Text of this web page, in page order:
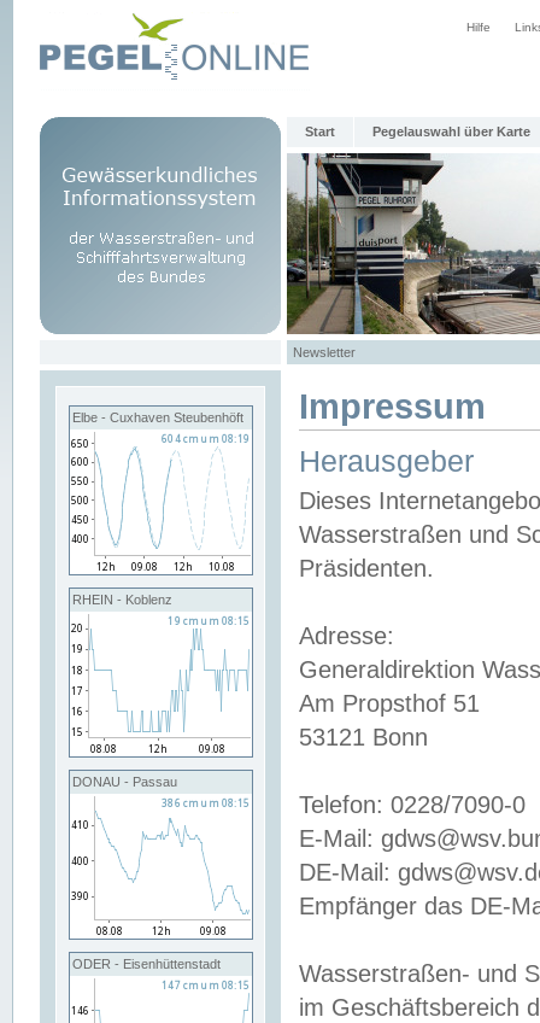
Hilfe
Start Pegelauswahl über Karte
Newsletter
Elbe - Cuxhaven Steubenhöft
RHEIN - Koblenz
DONAU - Passau
ODER - Eisenhüttenstadt
Impressum
Herausgeber
Dieses
Wasserstraßen und
Präsidenten.
Adresse:
Generaldirektion
Am Propsthof 51
53121 Bonn
Telefon: 0228/7090-0
E-Mail:
DE-Mail:
Empfänger das DE-
Wasserstraßen- und
im Geschäftsbereich